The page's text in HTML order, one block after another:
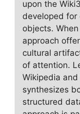
upon the
developed for
objects.
approach
cultural
of attention.
Wikipedia
synthesizes
structured